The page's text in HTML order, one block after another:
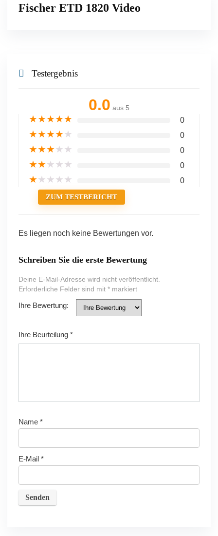
Fischer ETD 1820 Video
Testergebnis
0.0 aus 5
★★★★★ 0
★★★★★ 0
★★★★★ 0
★★★★★ 0
★★★★★ 0
ZUM TESTBERICHT
Es liegen noch keine Bewertungen vor.
Schreiben Sie die erste Bewertung
Deine E-Mail-Adresse wird nicht veröffentlicht.
Erforderliche Felder sind mit *markiert
Ihre Bewertung:
Ihre Beurteilung *
Name *
E-Mail *